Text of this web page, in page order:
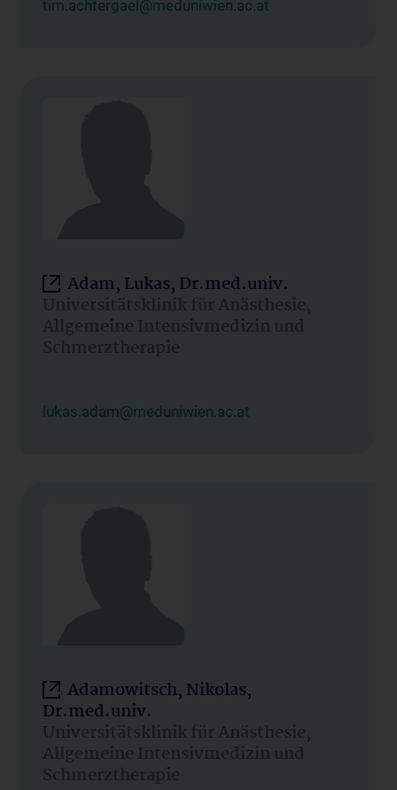
tim.achtergael@meduniwien.ac.at
Adam, Lukas, Dr.med.univ.
Universitätsklinik für Anästhesie,
Allgemeine Intensivmedizin und
Schmerztherapie
lukas.adam@meduniwien.ac.at
Adamowitsch, Nikolas,
Dr.med.univ.
Universitätsklinik für Anästhesie,
Allgemeine Intensivmedizin und
Schmerztherapie